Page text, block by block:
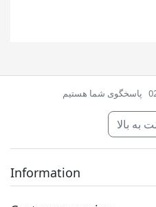
پاسخگوی شما هستیم
Information